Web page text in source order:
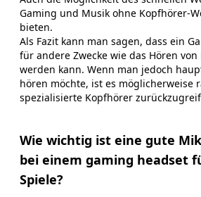
Gaming und Musik ohne Kopfhörer-
bieten.
Als Fazit kann man sagen, dass ein
für andere Zwecke wie das Hören
werden kann. Wenn man jedoch
hören möchte, ist es möglicherweise
spezialisierte Kopfhörer
Wie wichtig ist eine gute
bei einem gaming headset
Spiele?